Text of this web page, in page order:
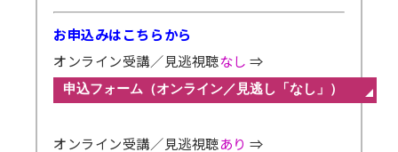
お申込みはこちらから
オンライン受講／見逃視聴なし ⇒
オンライン受講／見逃視聴あり ⇒